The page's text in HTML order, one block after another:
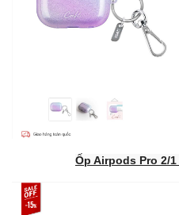
Ốp Airpods Pro 2/